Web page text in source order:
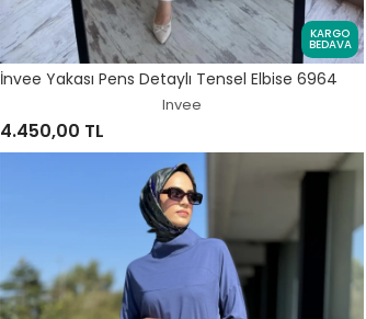
KARGO
BEDAVA
İnvee Yakası Pens Detaylı Tensel Elbise 6964
Invee
4.450,00 TL